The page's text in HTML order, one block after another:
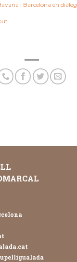
i Barcelona en diàleg